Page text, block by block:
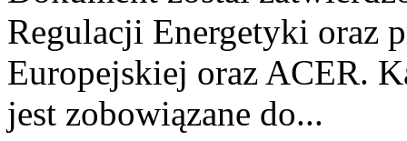
Regulacji Energetyki oraz
Europejskiej oraz ACER.
jest zobowiązane do...